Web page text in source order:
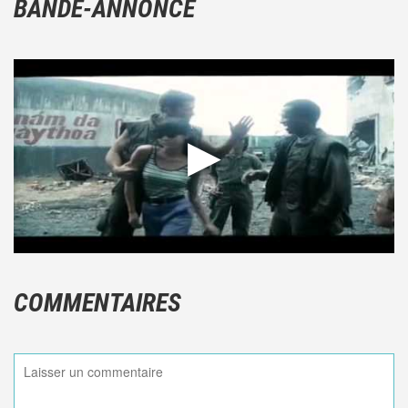
BANDE-ANNONCE
COMMENTAIRES